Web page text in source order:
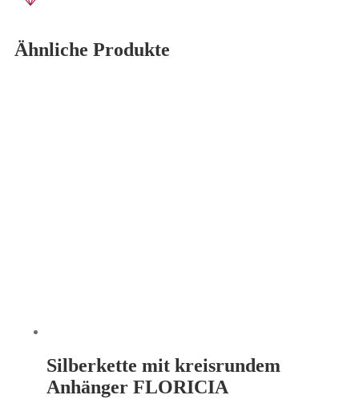
Ähnliche Produkte
Silberkette mit kreisrundem
Anhänger FLORICIA